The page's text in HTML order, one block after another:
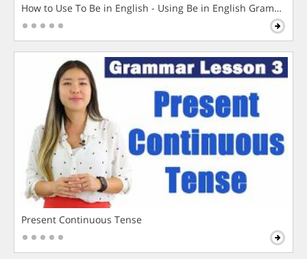
How to Use To Be in English - Using Be in English Grammar
Present Continuous Tense